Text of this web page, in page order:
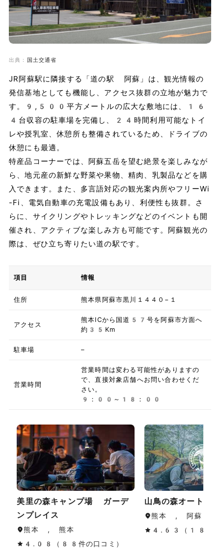
出典： 国土交通省
JR阿蘇駅に隣接する「道の駅 阿蘇」は、観光情報の
発信基地としても機能し、アクセス抜群の立地が魅力で
す。9,500平方メートルの広大な敷地には、16
4台収容の駐車場を完備し、24時間利用可能なトイ
レや授乳室、休憩所も整備されているため、ドライブの
休憩にも最適。
特産品コーナーでは、阿蘇五岳を望む絶景を楽しみなが
ら、地元産の新鮮な野菜や果物、精肉、乳製品などを購
入できます。また、多言語対応の観光案内所やフリーWi
-Fi、電気自動車の充電設備もあり、利便性も抜群。さ
らに、サイクリングやトレッキングなどのイベントも開
催され、アクティブな楽しみ方も可能です。阿蘇観光の
際は、ぜひ立ち寄りたい道の駅です。
項目 情報
住所 熊本県阿蘇市黒川１４４０−１
アクセス
熊本ICから国道57号を阿蘇市方面へ
約35Km
駐車場 –
営業時間
営業時間は変わる可能性がありますの
で、直接対象店舗へお問い合わせくだ
さい。
9：00～18：00
美里の森キャンプ場 ガーデ
ンプレイス
熊本 , 熊本
4.08（88件の口コミ）
山鳥の森オートキ
熊本 , 阿蘇
4.63（188件